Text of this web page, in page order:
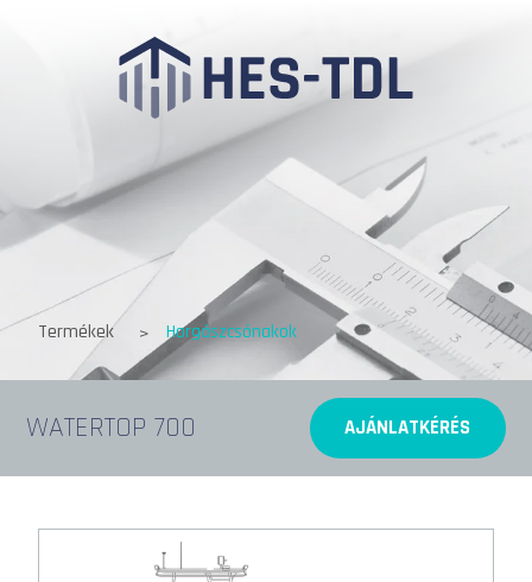
Termékek Horgászcsónakok
WATERTOP 700 AJÁNLATKÉRÉS